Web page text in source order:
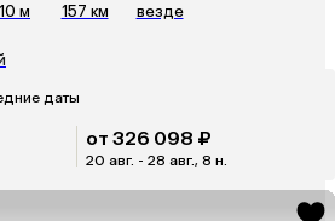
м 157 км везде
даты
от 326 098 ₽
20 авг. - 28 авг., 8 н.